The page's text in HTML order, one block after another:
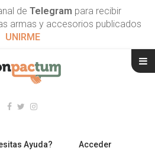
de Telegram para recibir
armas y accesorios publicados
UNIRME
Ayuda? Acceder